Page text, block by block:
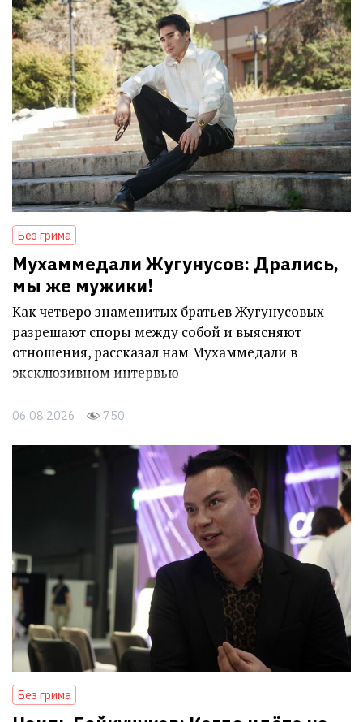
Без грима
Мухаммедали Жугунусов: Дрались,
мы же мужики!
Как четверо знаменитых братьев Жугунусовых
разрешают споры между собой и выясняют
отношения, рассказал нам Мухаммедали в
эксклюзивном интервью
06.08.2026 750
Без грима